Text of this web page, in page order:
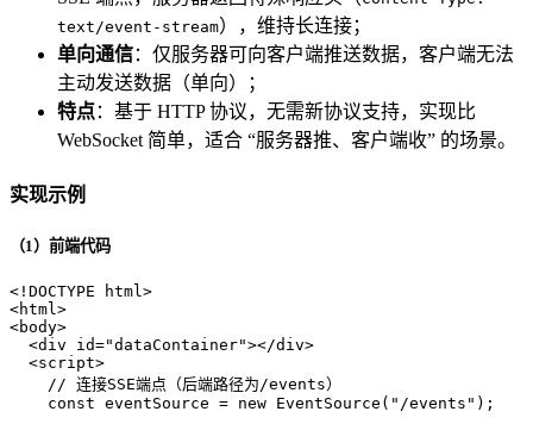
text/event-stream），维持长连接；
单向通信：仅服务器可向客户端推送数据，客户端无法
主动发送数据（单向）；
特点：基于 HTTP 协议，无需新协议支持，实现比
WebSocket 简单，适合 “服务器推、客户端收” 的场景。
实现示例
（1）前端代码
<!DOCTYPE html>
<html>
<body>
<div id="dataContainer"></div>
<script>
// 连接SSE端点（后端路径为/events）
const eventSource = new EventSource ( "/events" );